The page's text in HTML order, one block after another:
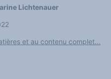
Lichtenauer
et au contenu complet...